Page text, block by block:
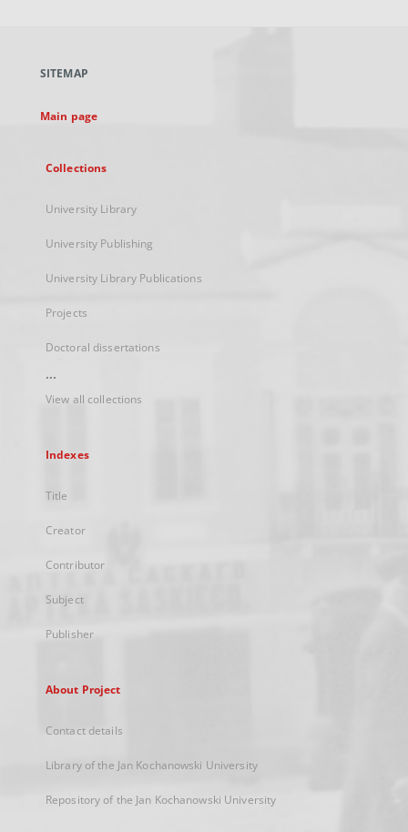
new
SITEMAP
Main page
Collections
University Library
University Publishing
University Library Publications
Projects
Doctoral dissertations
...
View all collections
Indexes
Title
Creator
Contributor
Subject
Publisher
About Project
Contact details
Library of the Jan Kochanowski University
Repository of the Jan Kochanowski University